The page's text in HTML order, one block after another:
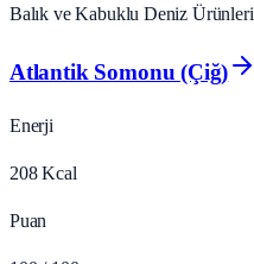
Balık ve Kabuklu Deniz Ürünleri
Atlantik Somonu (Çiğ)
Enerji
208 Kcal
Puan